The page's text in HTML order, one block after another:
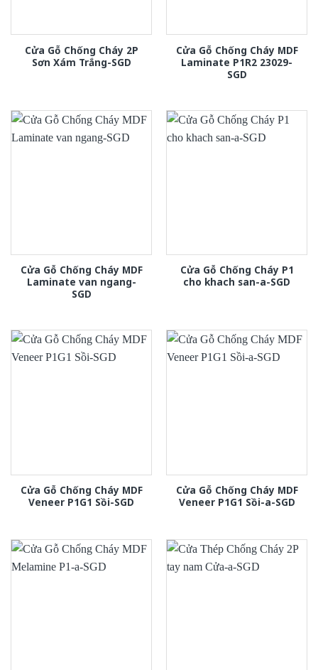
Cửa Gỗ Chống Cháy 2P
Sơn Xám Trắng-SGD
Cửa Gỗ Chống Cháy MDF
Laminate P1R2 23029-
SGD
Cửa Gỗ Chống Cháy MDF
Laminate van ngang-
SGD
Cửa Gỗ Chống Cháy P1
cho khach san-a-SGD
Cửa Gỗ Chống Cháy MDF
Veneer P1G1 Sồi-SGD
Cửa Gỗ Chống Cháy MDF
Veneer P1G1 Sồi-a-SGD